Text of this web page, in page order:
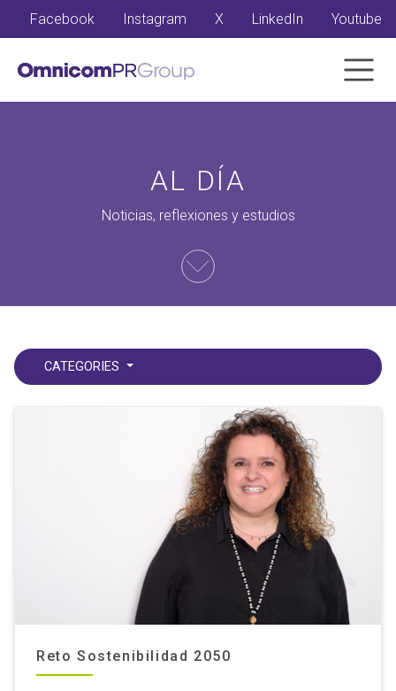
Facebook Instagram X LinkedIn Youtube
AL DÍA
Noticias, reflexiones y estudios
CATEGORIES
Reto Sostenibilidad 2050